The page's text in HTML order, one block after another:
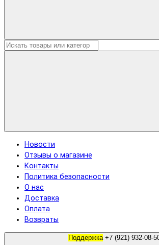
Новости
Отзывы о магазине
Контакты
Политика безопасности
О нас
Доставка
Оплата
Возвраты
Поддержка